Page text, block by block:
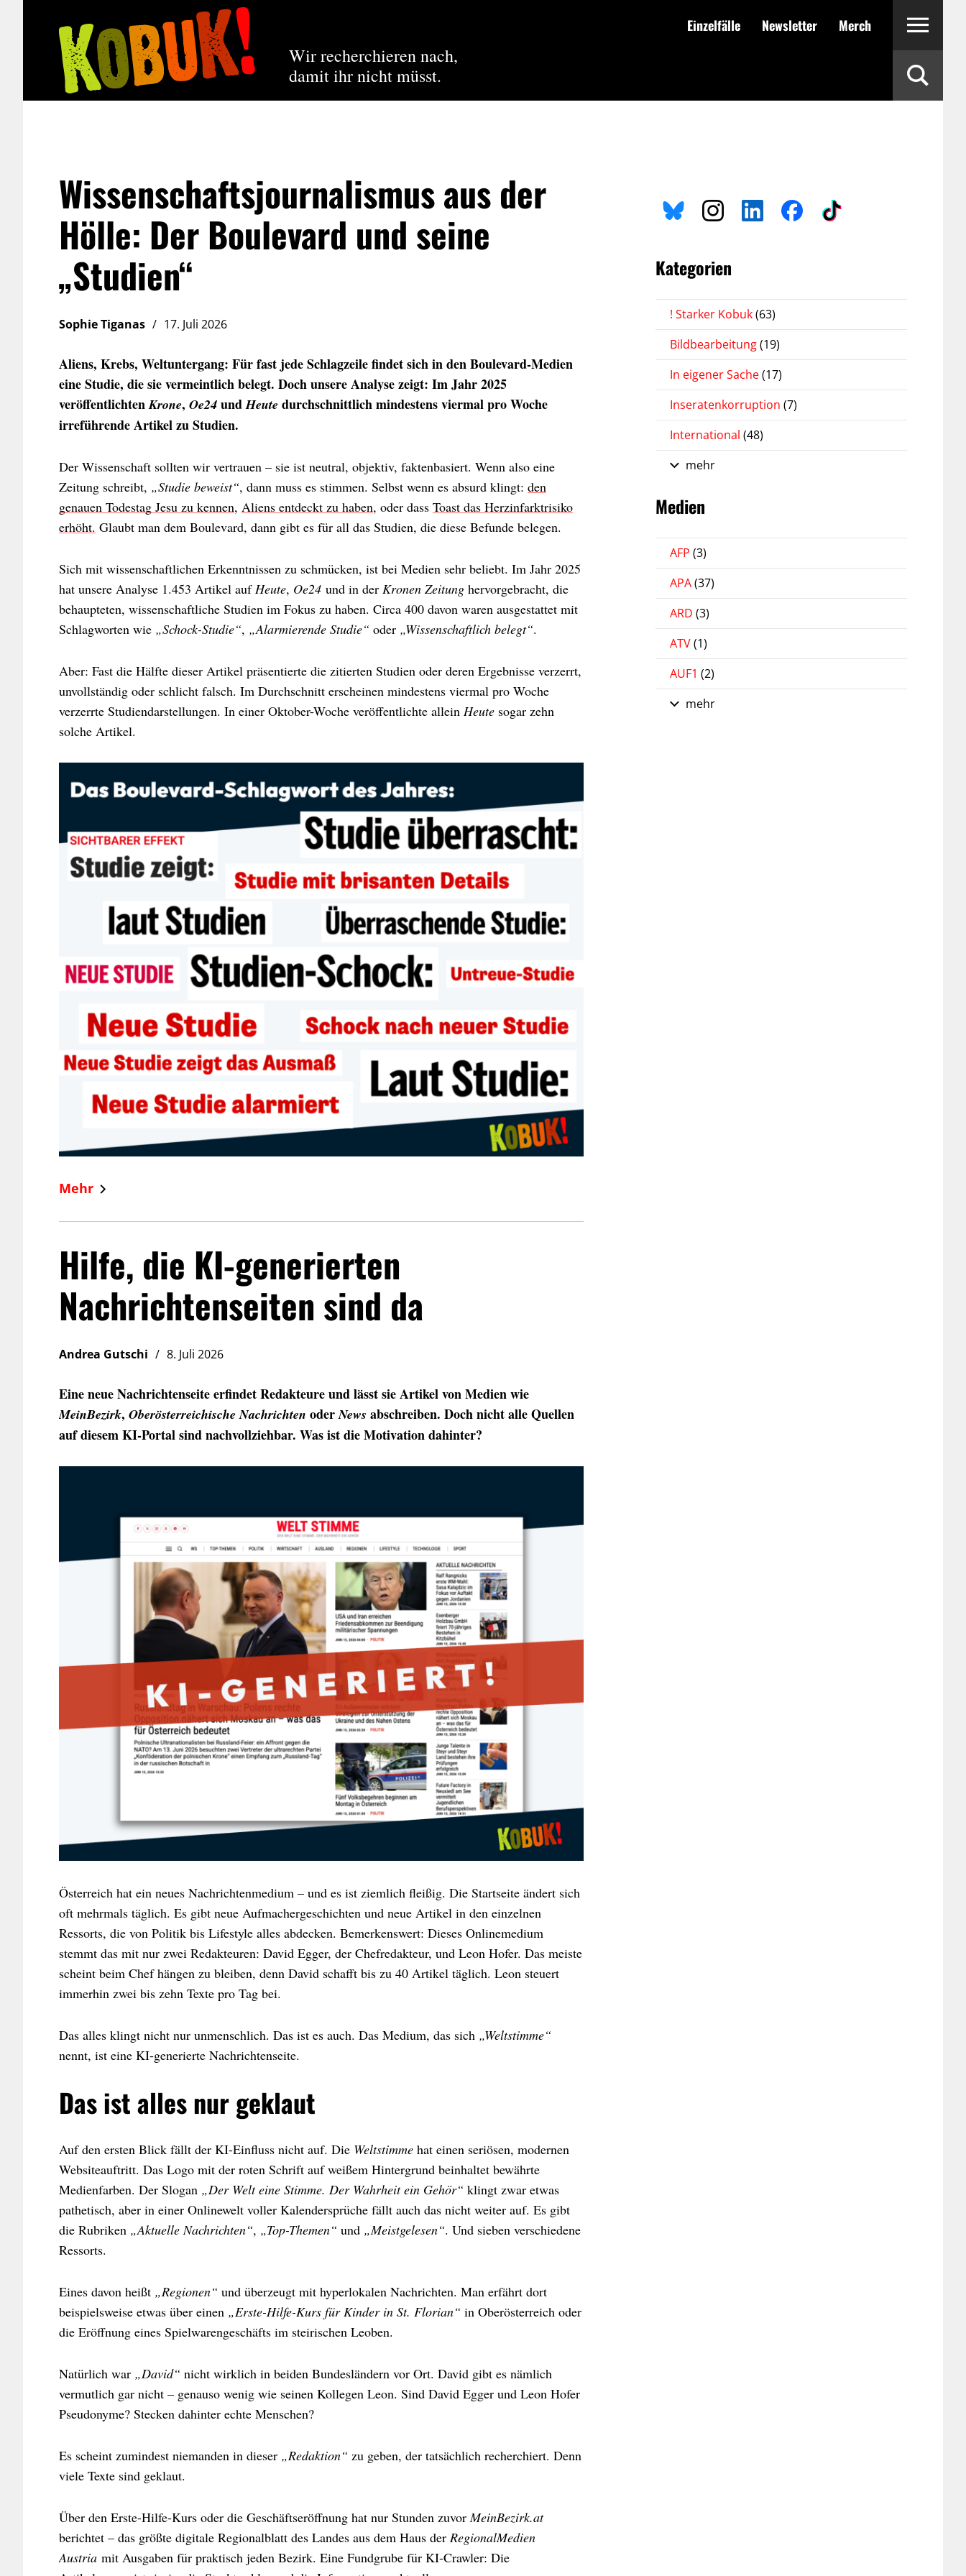
Wir recherchieren nach,
damit ihr nicht müsst.
Einzelfälle Newsletter Merch
Kategorien
! Starker Kobuk(63)
Bildbearbeitung(19)
In eigener Sache(17)
Inseratenkorruption (7)
International (48)
mehr
Medien
AFP (3)
APA(37)
ARD (3)
ATV(1)
AUF1 (2)
mehr
Wissenschaftsjournalismus aus der
Hölle: Der Boulevard und seine
„Studien“
Sophie Tiganas 17. Juli 2026
Aliens, Krebs, Weltuntergang: Für fast jede Schlagzeile findet sich in den Boulevard-Medien
eine Studie, die sie vermeintlich belegt. Doch unsere Analyse zeigt: Im Jahr 2025
veröffentlichtenKrone, Oe24 undHeute durchschnittlich mindestens viermal pro Woche
irreführende Artikel zu Studien.
Der Wissenschaft sollten wir vertrauen – sie ist neutral, objektiv, faktenbasiert. Wenn also eine
Zeitung schreibt, „Studie beweist“, dann muss es stimmen. Selbst wenn es absurd klingt: den
genauen Todestag Jesu zu kennen, Aliens entdeckt zu haben, oder dass Toast das Herzinfarktrisiko
erhöht. Glaubt man dem Boulevard, dann gibt es für all das Studien, die diese Befunde belegen.
Sich mit wissenschaftlichen Erkenntnissen zu schmücken, ist bei Medien sehr beliebt. Im Jahr 2025
hat unsere Analyse 1.453 Artikel aufHeute, Oe24 und in der Kronen Zeitung hervorgebracht, die
behaupteten, wissenschaftliche Studien im Fokus zu haben. Circa 400 davon waren ausgestattet mit
Schlagworten wie „Schock-Studie“, „Alarmierende Studie“ oder „Wissenschaftlich belegt“.
Aber: Fast die Hälfte dieser Artikel präsentierte die zitierten Studien oder deren Ergebnisse verzerrt,
unvollständig oder schlicht falsch. Im Durchschnitt erscheinen mindestens viermal pro Woche
verzerrte Studiendarstellungen. In einer Oktober-Woche veröffentlichte allein Heute sogar zehn
solche Artikel.
Mehr
Hilfe, die KI-generierten
Nachrichtenseiten sind da
Andrea Gutschi 8. Juli 2026
Eine neue Nachrichtenseite erfindet Redakteure und lässt sie Artikel von Medien wie
MeinBezirk, Oberösterreichische Nachrichten oderNews abschreiben. Doch nicht alle Quellen
auf diesem KI-Portal sind nachvollziehbar. Was ist die Motivation dahinter?
Österreich hat ein neues Nachrichtenmedium – und es ist ziemlich fleißig. Die Startseite ändert sich
oft mehrmals täglich. Es gibt neue Aufmachergeschichten und neue Artikel in den einzelnen
Ressorts, die von Politik bis Lifestyle alles abdecken. Bemerkenswert: Dieses Onlinemedium
stemmt das mit nur zwei Redakteuren: David Egger, der Chefredakteur, und Leon Hofer. Das meiste
scheint beim Chef hängen zu bleiben, denn David schafft bis zu 40 Artikel täglich. Leon steuert
immerhin zwei bis zehn Texte pro Tag bei.
Das alles klingt nicht nur unmenschlich. Das ist es auch. Das Medium, das sich „Weltstimme“
nennt, ist eine KI-generierte Nachrichtenseite.
Das ist alles nur geklaut
Auf den ersten Blick fällt der KI-Einfluss nicht auf. Die Weltstimme hat einen seriösen, modernen
Websiteauftritt. Das Logo mit der roten Schrift auf weißem Hintergrund beinhaltet bewährte
Medienfarben. Der Slogan „Der Welt eine Stimme. Der Wahrheit ein Gehör“ klingt zwar etwas
pathetisch, aber in einer Onlinewelt voller Kalendersprüche fällt auch das nicht weiter auf. Es gibt
die Rubriken „Aktuelle Nachrichten“, „Top-Themen“ und „Meistgelesen“. Und sieben verschiedene
Ressorts.
Eines davon heißt „Regionen“ und überzeugt mit hyperlokalen Nachrichten. Man erfährt dort
beispielsweise etwas über einen „Erste-Hilfe-Kurs für Kinder in St. Florian“ in Oberösterreich oder
die Eröffnung eines Spielwarengeschäfts im steirischen Leoben.
Natürlich war „David“ nicht wirklich in beiden Bundesländern vor Ort. David gibt es nämlich
vermutlich gar nicht – genauso wenig wie seinen Kollegen Leon. Sind David Egger und Leon Hofer
Pseudonyme? Stecken dahinter echte Menschen?
Es scheint zumindest niemanden in dieser „Redaktion“ zu geben, der tatsächlich recherchiert. Denn
viele Texte sind geklaut.
Über den Erste-Hilfe-Kurs oder die Geschäftseröffnung hat nur Stunden zuvorMeinBezirk.at
berichtet – das größte digitale Regionalblatt des Landes aus dem Haus der RegionalMedien
Austria mit Ausgaben für praktisch jeden Bezirk. Eine Fundgrube für KI-Crawler: Die